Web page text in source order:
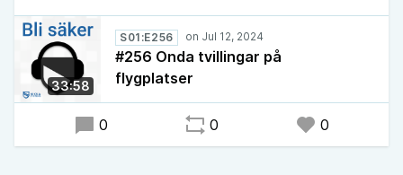
33:58
S01:E256
#256 Onda tvillingar på
flygplatser
0 0 0